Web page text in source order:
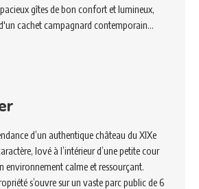
gîtes de bon confort et lumineux,
cachet campagnard contemporain…
d’un authentique château du XIXe
lové à l’intérieur d’une petite cour
environnement calme et ressourçant.
s’ouvre sur un vaste parc public de 6